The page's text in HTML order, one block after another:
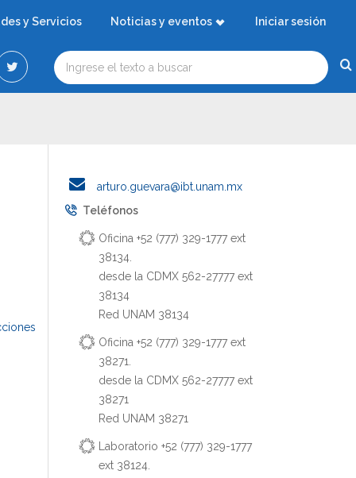
y Servicios Noticias y eventos Iniciar sesión
arturo.guevara@ibt.unam.mx
Teléfonos
Oficina +52 (777) 329-1777 ext
38134.
desde la CDMX 562-27777 ext
38134
Red UNAM 38134
Oficina +52 (777) 329-1777 ext
38271.
desde la CDMX 562-27777 ext
38271
Red UNAM 38271
Laboratorio +52 (777) 329-1777
ext 38124.